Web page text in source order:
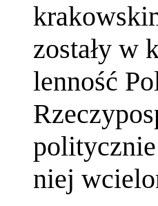
zostały w
lenność
niej